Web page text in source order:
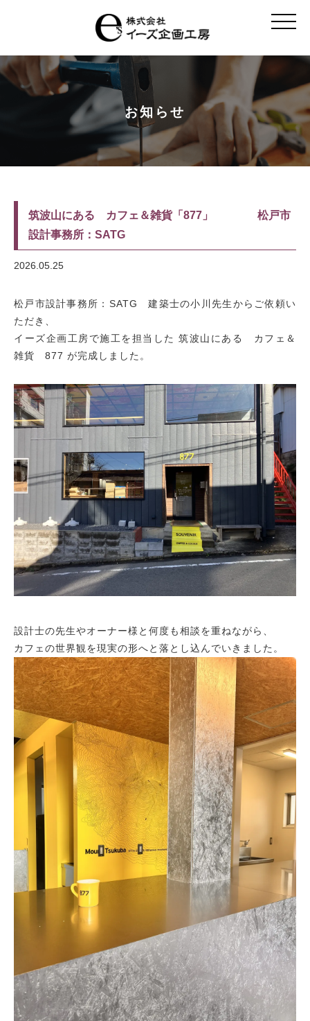
t
o
a
i
g
a
i
o
お知らせ
筑波山にある カフェ＆雑貨「877」 松戸市
設計事務所：SATG
2026.05.25
松戸市設計事務所：SATG 建築士の小川先生からご依頼い
ただき、
イーズ企画工房で施工を担当した 筑波山にある カフェ＆
雑貨 877 が完成しました。
設計士の先生やオーナー様と何度も相談を重ねながら、
カフェの世界観を現実の形へと落とし込んでいきました。